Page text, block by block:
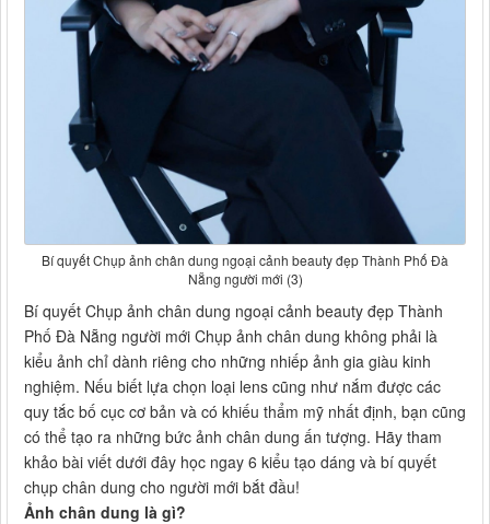
Bí quyết Chụp ảnh chân dung ngoại cảnh beauty đẹp Thành Phố Đà
Nẵng người mới (3)
Bí quyết Chụp ảnh chân dung ngoại cảnh beauty đẹp Thành
Phố Đà Nẵng người mới Chụp ảnh chân dung không phải là
kiểu ảnh chỉ dành riêng cho những nhiếp ảnh gia giàu kinh
nghiệm. Nếu biết lựa chọn loại lens cũng như nắm được các
quy tắc bố cục cơ bản và có khiếu thẩm mỹ nhất định, bạn cũng
có thể tạo ra những bức ảnh chân dung ấn tượng. Hãy tham
khảo bài viết dưới đây học ngay 6 kiểu tạo dáng và bí quyết
chụp chân dung cho người mới bắt đầu!
Ảnh chân dung là gì?